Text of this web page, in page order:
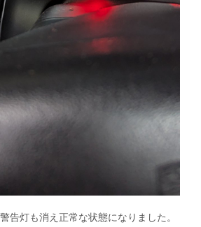
告灯も消え正常な状態になりました。